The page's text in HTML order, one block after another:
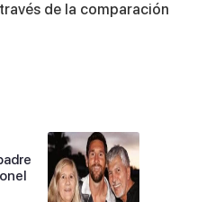
de la comparación